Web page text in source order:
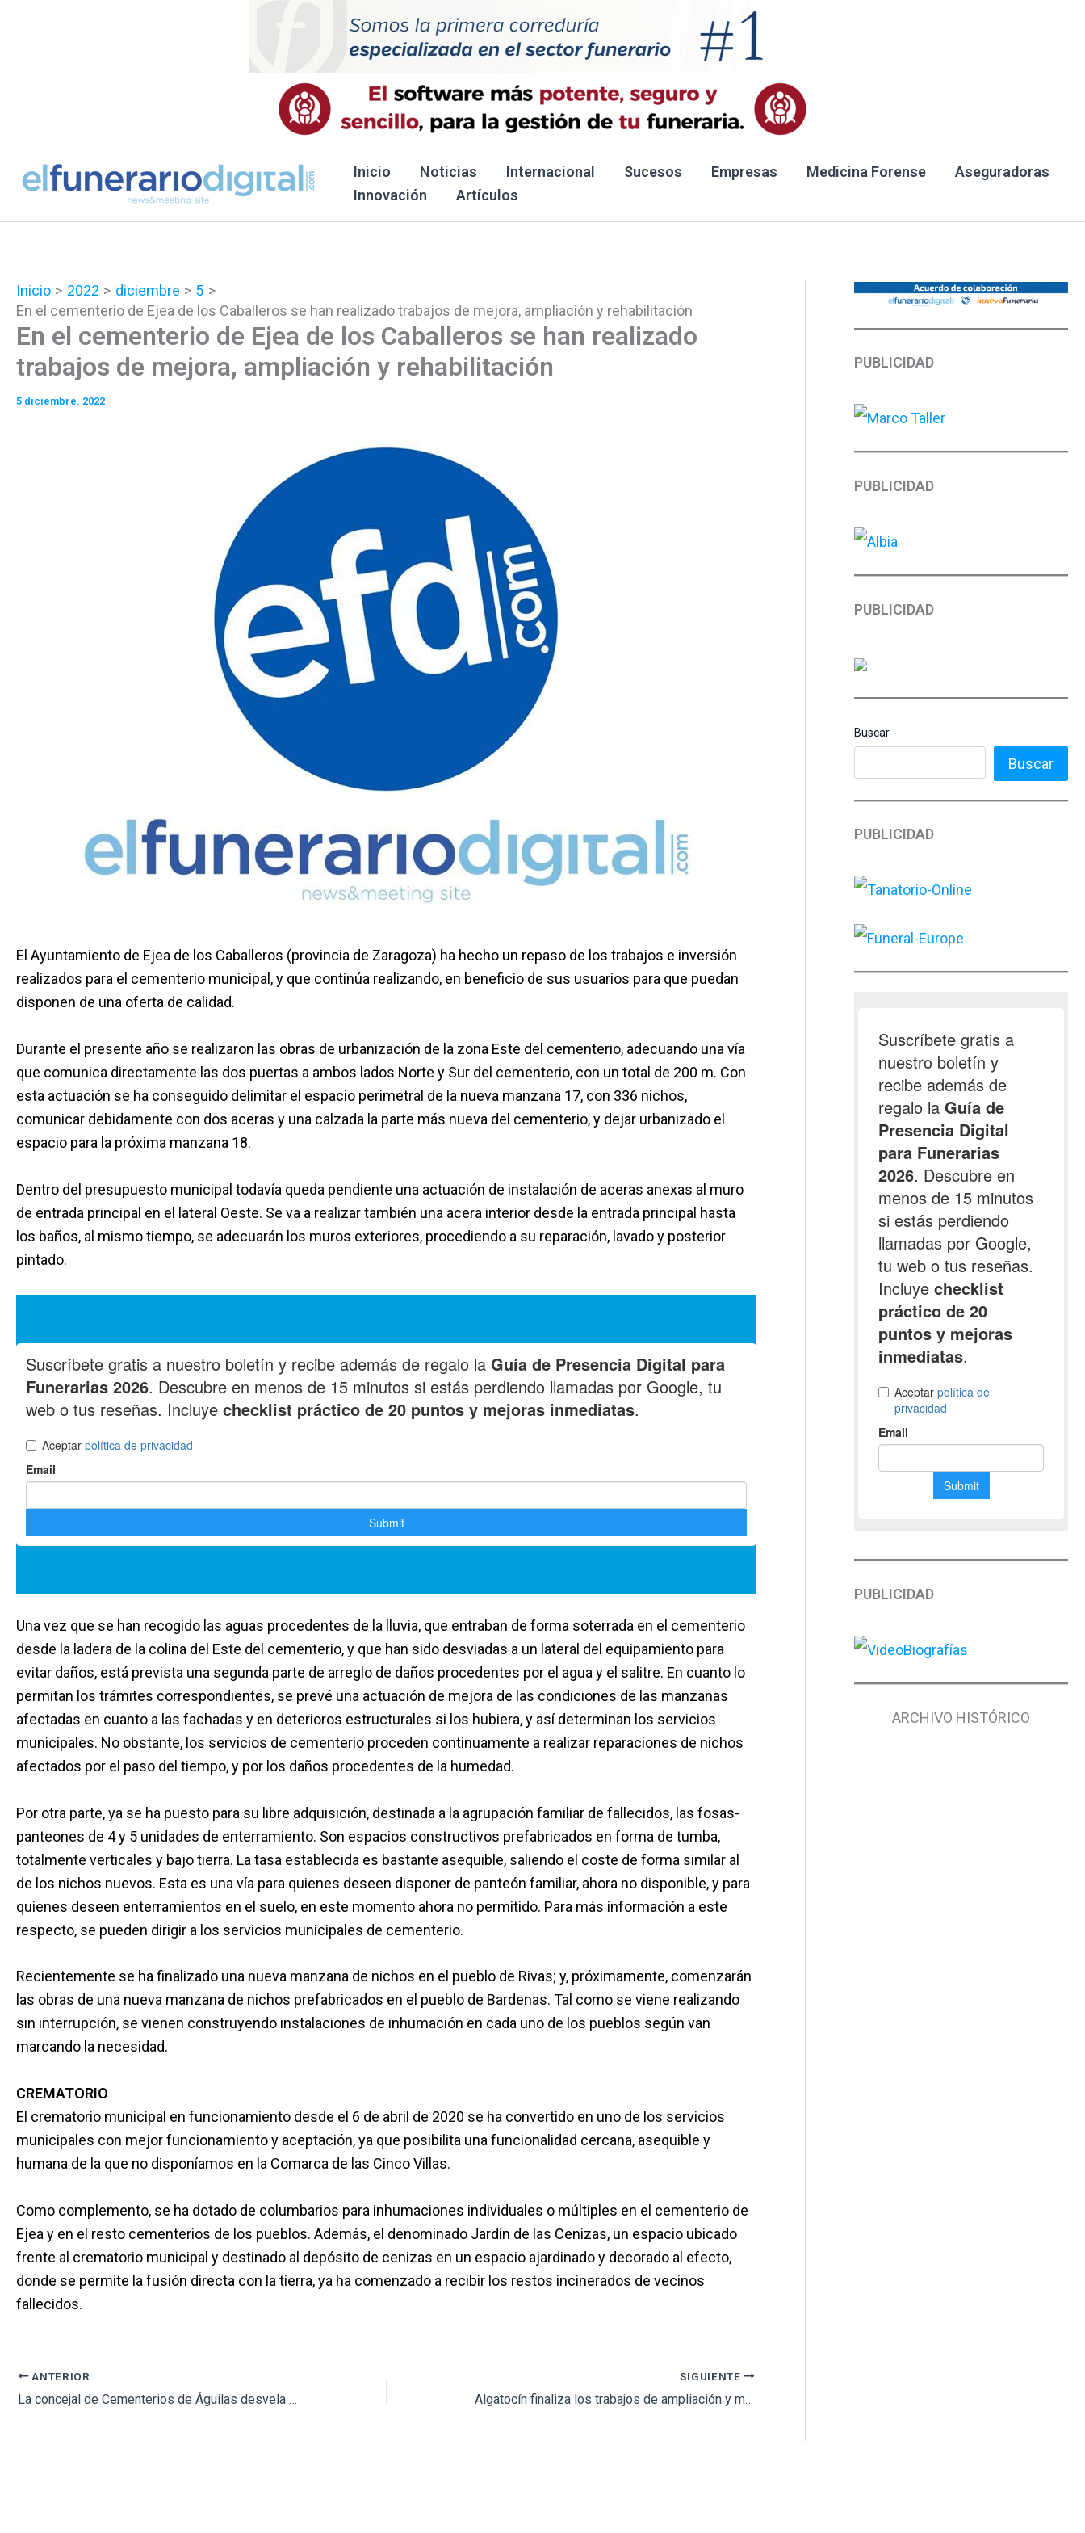
Inicio Noticias Internacional Sucesos Empresas Medicina Forense
Aseguradoras
Innovación
Artículos
Inicio 2022 diciembre
5
En el cementerio de Ejea de los Caballeros se han realizado trabajos de mejora, ampliación y rehabilitación
En el cementerio de Ejea de los Caballeros se han realizado
trabajos de mejora, ampliación y rehabilitación
5 diciembre. 2022
El Ayuntamiento de Ejea de los Caballeros (provincia de Zaragoza) ha hecho un repaso de los trabajos e inversión
realizados para el cementerio municipal, y que continúa realizando, en beneficio de sus usuarios para que puedan
disponen de una oferta de calidad.
Durante el presente año se realizaron las obras de urbanización de la zona Este del cementerio, adecuando una vía
que comunica directamente las dos puertas a ambos lados Norte y Sur del cementerio, con un total de 200 m. Con
esta actuación se ha conseguido delimitar el espacio perimetral de la nueva manzana 17, con 336 nichos,
comunicar debidamente con dos aceras y una calzada la parte más nueva del cementerio, y dejar urbanizado el
espacio para la próxima manzana 18.
Dentro del presupuesto municipal todavía queda pendiente una actuación de instalación de aceras anexas al muro
de entrada principal en el lateral Oeste. Se va a realizar también una acera interior desde la entrada principal hasta
los baños, al mismo tiempo, se adecuarán los muros exteriores, procediendo a su reparación, lavado y posterior
pintado.
Una vez que se han recogido las aguas procedentes de la lluvia, que entraban de forma soterrada en el cementerio
desde la ladera de la colina del Este del cementerio, y que han sido desviadas a un lateral del equipamiento para
evitar daños, está prevista una segunda parte de arreglo de daños procedentes por el agua y el salitre. En cuanto lo
permitan los trámites correspondientes, se prevé una actuación de mejora de las condiciones de las manzanas
afectadas en cuanto a las fachadas y en deterioros estructurales si los hubiera, y así determinan los servicios
municipales. No obstante, los servicios de cementerio proceden continuamente a realizar reparaciones de nichos
afectados por el paso del tiempo, y por los daños procedentes de la humedad.
Por otra parte, ya se ha puesto para su libre adquisición, destinada a la agrupación familiar de fallecidos, las fosas-
panteones de 4 y 5 unidades de enterramiento. Son espacios constructivos prefabricados en forma de tumba,
totalmente verticales y bajo tierra. La tasa establecida es bastante asequible, saliendo el coste de forma similar al
de los nichos nuevos. Esta es una vía para quienes deseen disponer de panteón familiar, ahora no disponible, y para
quienes deseen enterramientos en el suelo, en este momento ahora no permitido. Para más información a este
respecto, se pueden dirigir a los servicios municipales de cementerio.
Recientemente se ha finalizado una nueva manzana de nichos en el pueblo de Rivas; y, próximamente, comenzarán
las obras de una nueva manzana de nichos prefabricados en el pueblo de Bardenas. Tal como se viene realizando
sin interrupción, se vienen construyendo instalaciones de inhumación en cada uno de los pueblos según van
marcando la necesidad.
CREMATORIO
El crematorio municipal en funcionamiento desde el 6 de abril de 2020 se ha convertido en uno de los servicios
municipales con mejor funcionamiento y aceptación, ya que posibilita una funcionalidad cercana, asequible y
humana de la que no disponíamos en la Comarca de las Cinco Villas.
Como complemento, se ha dotado de columbarios para inhumaciones individuales o múltiples en el cementerio de
Ejea y en el resto cementerios de los pueblos. Además, el denominado Jardín de las Cenizas, un espacio ubicado
frente al crematorio municipal y destinado al depósito de cenizas en un espacio ajardinado y decorado al efecto,
donde se permite la fusión directa con la tierra, ya ha comenzado a recibir los restos incinerados de vecinos
fallecidos.
ANTERIOR
La concejal de Cementerios de Águilas desvela las actuaciones que se están realizando en el cementerio
SIGUIENTE
Algatocín finaliza los trabajos de ampliación y mejora del nuevo cementerio municipal
PUBLICIDAD
PUBLICIDAD
PUBLICIDAD
Buscar
Buscar
PUBLICIDAD
PUBLICIDAD
ARCHIVO HISTÓRICO